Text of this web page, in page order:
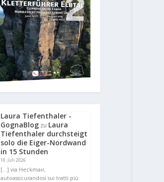
Laura Tiefenthaler -
GognaBlog zu Laura
Tiefenthaler durchsteigt
solo die Eiger-Nordwand
in 15 Stunden
10. Juli 2026
[…] via Heckmair,
autoassicurandosi sui tratti più